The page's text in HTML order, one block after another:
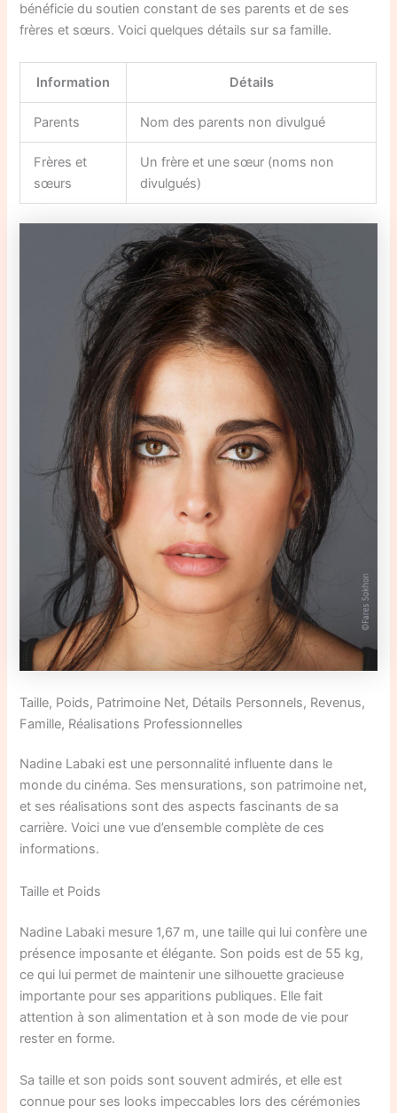
bénéficie du soutien constant de ses parents et de ses
frères et sœurs. Voici quelques détails sur sa famille.
Information Détails
Parents Nom des parents non divulgué
Frères et
sœurs
Un frère et une sœur (noms non
divulgués)
Taille, Poids, Patrimoine Net, Détails Personnels, Revenus,
Famille, Réalisations Professionnelles
Nadine Labaki est une personnalité influente dans le
monde du cinéma. Ses mensurations, son patrimoine net,
et ses réalisations sont des aspects fascinants de sa
carrière. Voici une vue d’ensemble complète de ces
informations.
Taille et Poids
Nadine Labaki mesure 1,67 m, une taille qui lui confère une
présence imposante et élégante. Son poids est de 55 kg,
ce qui lui permet de maintenir une silhouette gracieuse
importante pour ses apparitions publiques. Elle fait
attention à son alimentation et à son mode de vie pour
rester en forme.
Sa taille et son poids sont souvent admirés, et elle est
connue pour ses looks impeccables lors des cérémonies